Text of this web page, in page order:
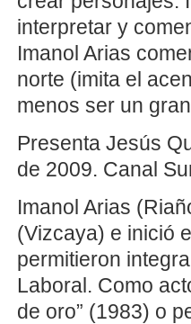
interpretar y
Imanol Arias
norte (imita el
menos ser un
Presenta Jesús
de 2009. Canal
Imanol Arias
(Vizcaya) e inició
permitieron
Laboral. Como
de oro” (1983) o